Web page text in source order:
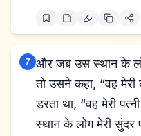
7 और जब उस स्थान के
तो उसने कहा, “वह
डरता था, “वह मेरी
स्थान के लोग मेरी सुंदर